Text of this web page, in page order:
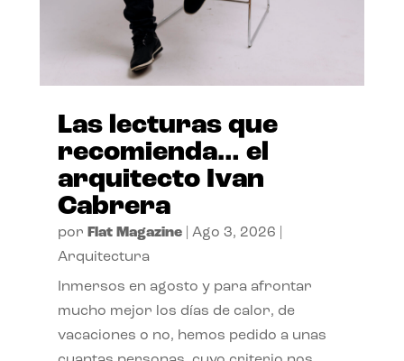
Las lecturas que
recomienda… el
arquitecto Ivan
Cabrera
por Flat Magazine| Ago 3, 2026
Arquitectura
Inmersos en agosto y para afrontar
mucho mejor los días de calor, de
vacaciones o no, hemos pedido a unas